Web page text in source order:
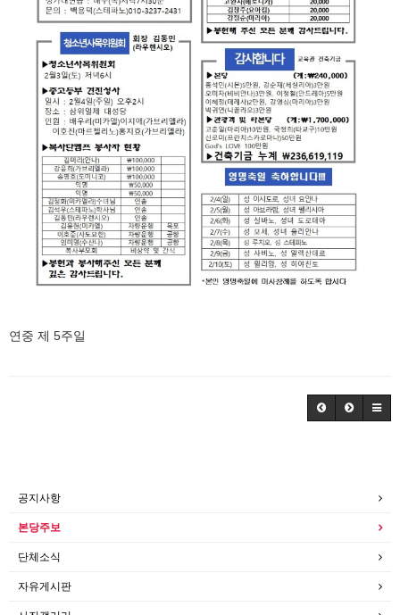
연중 제 5주일
공지사항
본당주보
단체소식
자유게시판